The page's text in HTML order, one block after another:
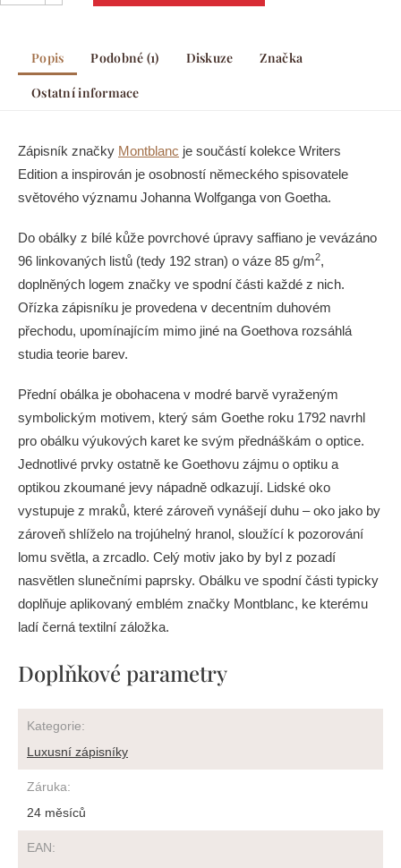
Popis Podobné (1) Diskuze Značka
Ostatní informace
Zápisník značky Montblanc je součástí kolekce Writers
Edition a inspirován je osobností německého spisovatele
světového významu Johanna Wolfganga von Goetha.
Do obálky z bílé kůže povrchové úpravy saffiano je vevázáno
96 linkovaných listů (tedy 192 stran) o váze 85 g/m2,
doplněných logem značky ve spodní části každé z nich.
Ořízka zápisníku je provedena v decentním duhovém
přechodu, upomínajícím mimo jiné na Goethova rozsáhlá
studia teorie barev.
Přední obálka je obohacena v modré barvě vyraženým
symbolickým motivem, který sám Goethe roku 1792 navrhl
pro obálku výukových karet ke svým přednáškám o optice.
Jednotlivé prvky ostatně ke Goethovu zájmu o optiku a
optikou zkoumané jevy nápadně odkazují. Lidské oko
vystupuje z mraků, které zároveň vynášejí duhu – oko jako by
zároveň shlíželo na trojúhelný hranol, sloužící k pozorování
lomu světla, a zrcadlo. Celý motiv jako by byl z pozadí
nasvětlen slunečními paprsky. Obálku ve spodní části typicky
doplňuje aplikovaný emblém značky Montblanc, ke kterému
ladí černá textilní záložka.
Doplňkové parametry
Kategorie:
Luxusní zápisníky
Záruka:
24 měsíců
EAN: